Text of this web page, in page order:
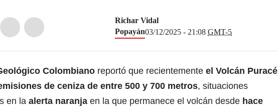
Richar Vidal
Popayán03/12/2025 - 21:08 GMT-5
Colombiano reportó que recientemente el Volcán Puracé
de ceniza de entre 500 y 700 metros, situaciones
en la alerta naranja en la que permanece el volcán desde hace